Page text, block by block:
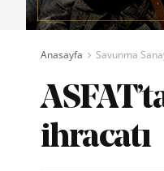
Anasayfa Savunma
ihracatı